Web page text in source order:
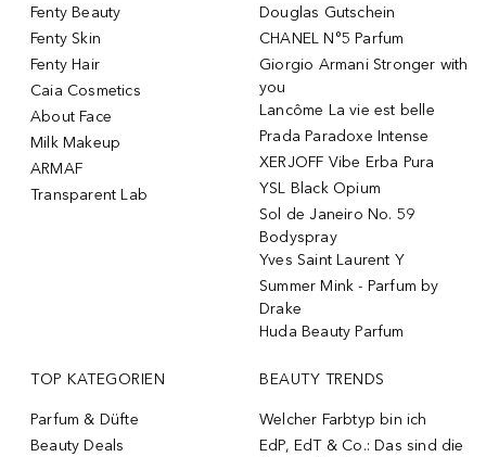
Fenty Beauty
Fenty Skin
Fenty Hair
Caia Cosmetics
About Face
Milk Makeup
ARMAF
Transparent Lab
Douglas Gutschein
CHANEL N°5 Parfum
Giorgio Armani Stronger with
you
Lancôme La vie est belle
Prada Paradoxe Intense
XERJOFF Vibe Erba Pura
YSL Black Opium
Sol de Janeiro No. 59
Bodyspray
Yves Saint Laurent Y
Summer Mink - Parfum by
Drake
Huda Beauty Parfum
TOP KATEGORIEN
Parfum & Düfte
Beauty Deals
BEAUTY TRENDS
Welcher Farbtyp bin ich
EdP, EdT & Co.: Das sind die